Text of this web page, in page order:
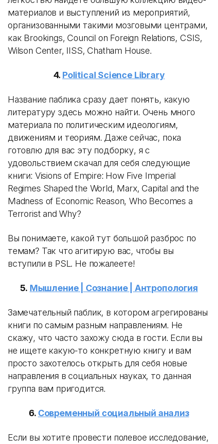
материалов и выступлений из мероприятий,
организованными такими мозговыми центрами,
как Brookings, Council on Foreign Relations, CSIS,
Wilson Center, IISS, Chatham House.
4. Political Science Library
Название паблика сразу дает понять, какую
литературу здесь можно найти. Очень много
материала по политическим идеологиям,
движениям и теориям. Даже сейчас, пока
готовлю для вас эту подборку, я с
удовольствием скачал для себя следующие
книги: Visions of Empire: How Five Imperial
Regimes Shaped the World, Marx, Capital and the
Madness of Economic Reason, Who Becomes a
Terrorist and Why?
Вы понимаете, какой тут большой разброс по
темам? Так что агитирую вас, чтобы вы
вступили в PSL. Не пожалеете!
5. Мышление | Сознание | Антропология
Замечательный паблик, в котором агрегированы
книги по самым разным направлениям. Не
скажу, что часто захожу сюда в гости. Если вы
не ищете какую-то конкретную книгу и вам
просто захотелось открыть для себя новые
направления в социальных науках, то данная
группа вам пригодится.
6. Современный социальный анализ
Если вы хотите провести полевое исследование,